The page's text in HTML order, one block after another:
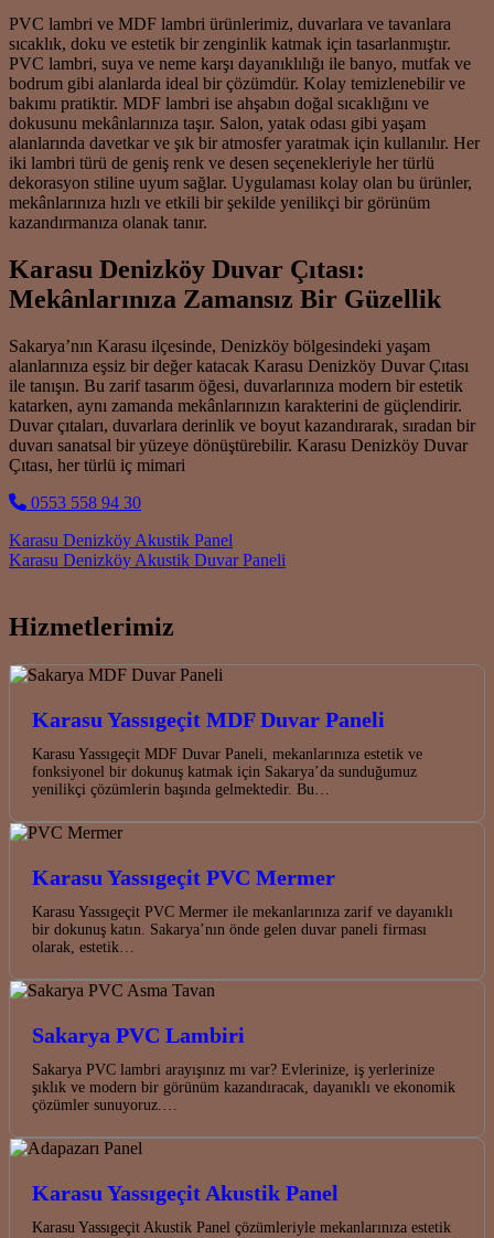
PVC lambri ve MDF lambri ürünlerimiz, duvarlara ve tavanlara
sıcaklık, doku ve estetik bir zenginlik katmak için tasarlanmıştır.
PVC lambri, suya ve neme karşı dayanıklılığı ile banyo, mutfak ve
bodrum gibi alanlarda ideal bir çözümdür. Kolay temizlenebilir ve
bakımı pratiktir. MDF lambri ise ahşabın doğal sıcaklığını ve
dokusunu mekânlarınıza taşır. Salon, yatak odası gibi yaşam
alanlarında davetkar ve şık bir atmosfer yaratmak için kullanılır. Her
iki lambri türü de geniş renk ve desen seçenekleriyle her türlü
dekorasyon stiline uyum sağlar. Uygulaması kolay olan bu ürünler,
mekânlarınıza hızlı ve etkili bir şekilde yenilikçi bir görünüm
kazandırmanıza olanak tanır.
Karasu Denizköy Duvar Çıtası:
Mekânlarınıza Zamansız Bir Güzellik
Sakarya’nın Karasu ilçesinde, Denizköy bölgesindeki yaşam
alanlarınıza eşsiz bir değer katacak Karasu Denizköy Duvar Çıtası
ile tanışın. Bu zarif tasarım öğesi, duvarlarınıza modern bir estetik
katarken, aynı zamanda mekânlarınızın karakterini de güçlendirir.
Duvar çıtaları, duvarlara derinlik ve boyut kazandırarak, sıradan bir
duvarı sanatsal bir yüzeye dönüştürebilir. Karasu Denizköy Duvar
Çıtası, her türlü iç mimari
0553 558 94 30
Post navigation
Karasu Denizköy Akustik Panel
Karasu Denizköy Akustik Duvar Paneli
Hizmetlerimiz
Karasu Yassıgeçit MDF Duvar Paneli
Karasu Yassıgeçit MDF Duvar Paneli, mekanlarınıza estetik ve
fonksiyonel bir dokunuş katmak için Sakarya’da sunduğumuz
yenilikçi çözümlerin başında gelmektedir. Bu…
Karasu Yassıgeçit PVC Mermer
Karasu Yassıgeçit PVC Mermer ile mekanlarınıza zarif ve dayanıklı
bir dokunuş katın. Sakarya’nın önde gelen duvar paneli firması
olarak, estetik…
Sakarya PVC Lambiri
Sakarya PVC lambri arayışınız mı var? Evlerinize, iş yerlerinize
şıklık ve modern bir görünüm kazandıracak, dayanıklı ve ekonomik
çözümler sunuyoruz.…
Karasu Yassıgeçit Akustik Panel
Karasu Yassıgeçit Akustik Panel çözümleriyle mekanlarınıza estetik